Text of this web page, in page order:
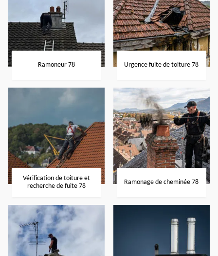
Ramoneur 78 Urgence fuite de toiture 78
Vérification de toiture et
recherche de fuite 78
Ramonage de cheminée 78